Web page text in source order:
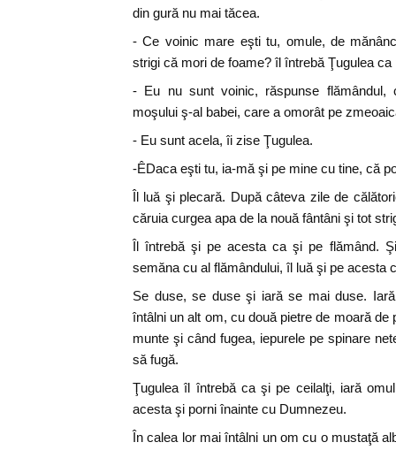
din gură nu mai tăcea.
- Ce voinic mare eşti tu, omule, de
strigi că mori de foame? îl întrebă Ţugulea ca
- Eu nu sunt voinic, răspunse flămândul,
moşului ş-al babei, care a omorât pe
- Eu sunt acela, îi zise Ţugulea.
-ÊDaca eşti tu, ia-mă şi pe mine cu tine, că
Îl luă şi plecară. După câteva zile de
căruia curgea apa de la nouă fântâni şi tot
Îl întrebă şi pe acesta ca şi pe flămând.
semăna cu al flămândului, îl luă şi pe acesta
Se duse, se duse şi iară se mai duse.
întâlni un alt om, cu două pietre de moară
munte şi când fugea, iepurele pe spinare
să fugă.
Ţugulea îl întrebă ca şi pe ceilalţi, iară
acesta şi porni înainte cu Dumnezeu.
În calea lor mai întâlni un om cu o mustaţă